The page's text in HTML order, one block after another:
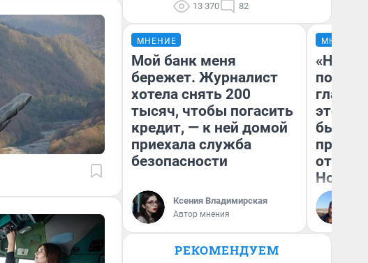
13 370 82
МНЕНИЕ
Мой банк меня
бережет. Журналист
хотела снять 200
тысяч, чтобы погасить
кредит, — к ней домой
приехала служба
безопасности
Ксения Владимирская
Автор мнения
МНЕНИЕ
этого
бьет
отзыв
Нолана
РЕКОМЕНДУЕМ